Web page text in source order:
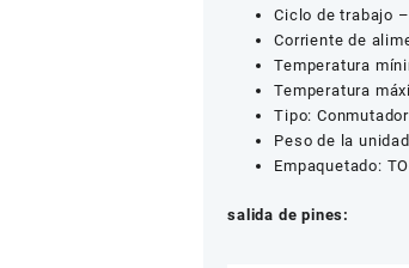
Ciclo de trabajo
Corriente de
Temperatura
Temperatura
Tipo:
Peso de la
Empaquetado:
salida de pines: